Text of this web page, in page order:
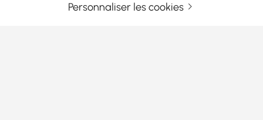
Entrez Votre Adresse E-mail
Personnaliser les cookies